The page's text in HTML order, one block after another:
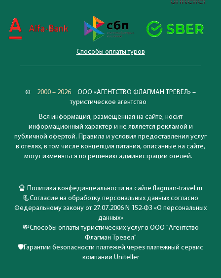
Способы оплаты туров
© 2000 – 2026
ООО «АГЕНТСТВО ФЛАГМАН ТРЕВЕЛ» –
туристическое агентство
Вся информация, размещённая на сайте, носит
информационный характер и не является рекламой и
публичной офертой. Правила и условия предоставления услуг
в отелях, в том числе концепция питания, описанные на сайте,
могут изменяться по решению администрации отелей.
🔏 Политика конфединцеальности на сайте flagman-travel.ru
📃Согласие на обработку персональных данных согласно
Федеральному закону от 27.07.2006 N 152-ФЗ «О персональных
данных»
💸Способы оплаты туристических услуг в ООО "Агентство
Флагман Тревел"
🛡️Гарантии безопасности платежей через платежный сервис
компании Uniteller